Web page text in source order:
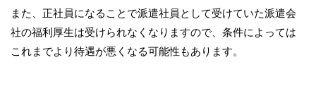
また、正社員になることで派遣社員として受けていた派遣会
社の福利厚生は受けられなくなりますので、条件によっては
これまでより待遇が悪くなる可能性もあります。